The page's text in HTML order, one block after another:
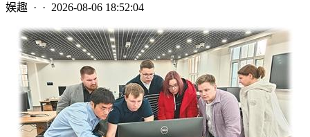
娱趣 · · 2026-08-06 18:52:04